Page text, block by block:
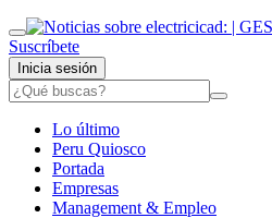
Suscríbete
Inicia sesión
Lo último
Peru Quiosco
Portada
Empresas
Management & Empleo